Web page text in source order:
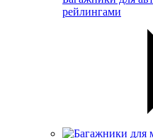
рейлингами